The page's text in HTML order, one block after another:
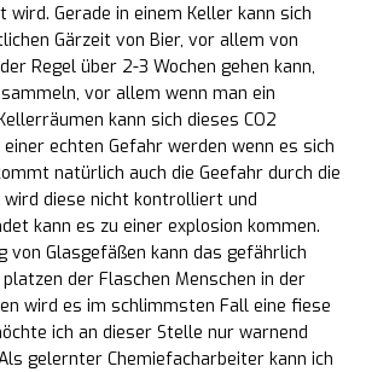
wird. Gerade in einem Keller kann sich
Gärzeit von Bier, vor allem von
Regel über 2-3 Wochen gehen kann,
vor allem wenn man ein
kann sich dieses CO2
echten Gefahr werden wenn es sich
natürlich auch die Geefahr durch die
wird diese nicht kontrolliert und
kann es zu einer explosion kommen.
von Glasgefäßen kann das gefährlich
der Flaschen Menschen in der
wird es im schlimmsten Fall eine fiese
ich an dieser Stelle nur warnend
gelernter Chemiefacharbeiter kann ich